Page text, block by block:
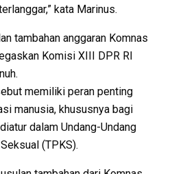
kata Marinus.
tambahan anggaran Komnas
Komisi XIII DPR RI
memiliki peran penting
manusia, khususnya bagi
dalam Undang-Undang
(TPKS).